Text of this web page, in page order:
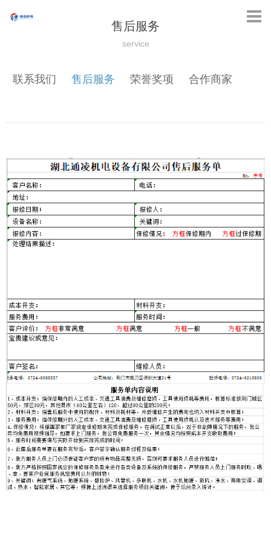
售后服务
service
联系我们 售后服务 荣誉奖项 合作商家